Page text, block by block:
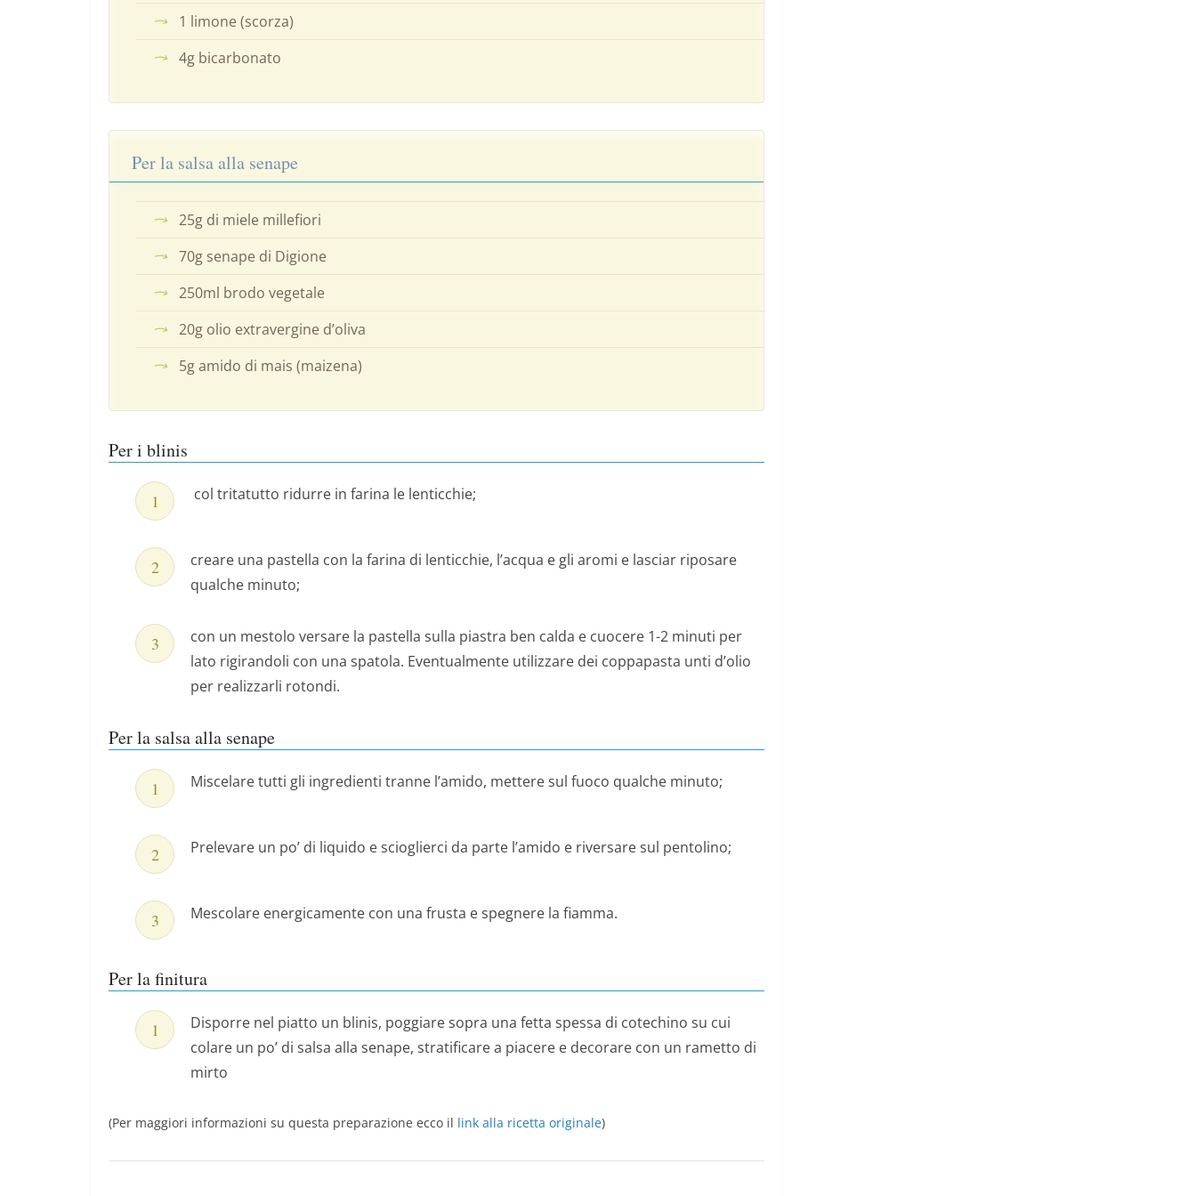
1 limone (scorza)
4g bicarbonato
Per la salsa alla senape
25g di miele millefiori
70g senape di Digione
250ml brodo vegetale
20g olio extravergine d’oliva
5g amido di mais (maizena)
Per i blinis
col tritatutto ridurre in farina le lenticchie;
creare una pastella con la farina di lenticchie, l’acqua e gli aromi e lasciar riposare
qualche minuto;
con un mestolo versare la pastella sulla piastra ben calda e cuocere 1-2 minuti per
lato rigirandoli con una spatola. Eventualmente utilizzare dei coppapasta unti d’olio
per realizzarli rotondi.
Per la salsa alla senape
Miscelare tutti gli ingredienti tranne l’amido, mettere sul fuoco qualche minuto;
Prelevare un po’ di liquido e scioglierci da parte l’amido e riversare sul pentolino;
Mescolare energicamente con una frusta e spegnere la fiamma.
Per la finitura
Disporre nel piatto un blinis, poggiare sopra una fetta spessa di cotechino su cui
colare un po’ di salsa alla senape, stratificare a piacere e decorare con un rametto di
mirto
(Per maggiori informazioni su questa preparazione ecco il link alla ricetta originale)